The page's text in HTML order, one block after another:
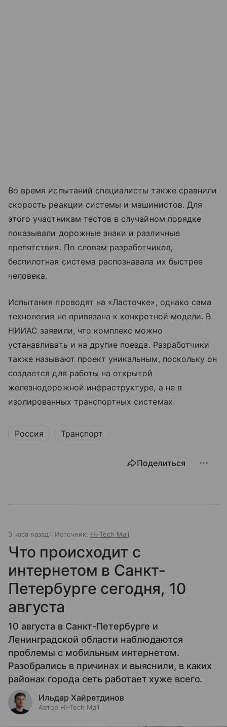
Во время испытаний специалисты также сравнили
скорость реакции системы и машинистов. Для
этого участникам тестов в случайном порядке
показывали дорожные знаки и различные
препятствия. По словам разработчиков,
беспилотная система распознавала их быстрее
человека.
Испытания проводят на «Ласточке», однако сама
технология не привязана к конкретной модели. В
НИИАС заявили, что комплекс можно
устанавливать и на другие поезда. Разработчики
также называют проект уникальным, поскольку он
создается для работы на открытой
железнодорожной инфраструктуре, а не в
изолированных транспортных системах.
Россия Транспорт
Поделиться
3 часа назад Источник: Hi-Tech Mail
Что происходит с
интернетом в Санкт-
Петербурге сегодня, 10
августа
10 августа в Санкт-Петербурге и
Ленинградской области наблюдаются
проблемы с мобильным интернетом.
Разобрались в причинах и выяснили, в каких
районах города сеть работает хуже всего.
Ильдар Хайретдинов
Автор Hi-Tech Mail